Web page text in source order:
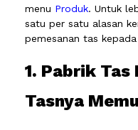
menu Produk. Untuk
satu per satu alasan
pemesanan tas
1. Pabrik Tas
Tasnya